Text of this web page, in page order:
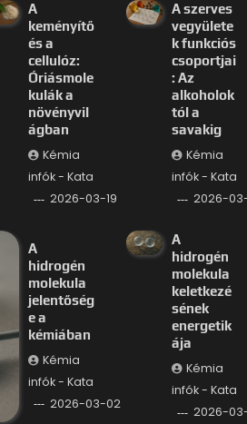
A
keményítő
és a
cellulóz:
Óriásmole
kulák a
növényvil
ágban
Kémia
infók - Kata
2026-03-19
A szerves
vegyülete
k funkciós
csoportjai
: Az
alkoholok
tól a
savakig
Kémia
infók - Kata
2026-
A
hidrogén
molekula
jelentőség
e a
kémiában
Kémia
infók - Kata
2026-03-02
A
hidrogén
molekula
keletkezé
sének
energetik
ája
Kémia
infók - Kata
2026-